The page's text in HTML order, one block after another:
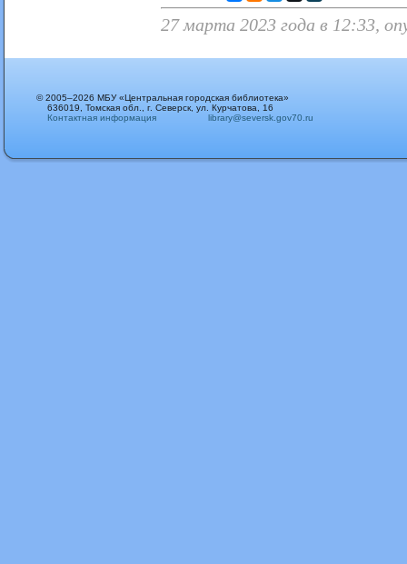
27 марта 2023 года в 12:33,
© 2005–2026 МБУ «Центральная городская библиотека»
636019, Томская обл., г. Северск, ул. Курчатова, 16
Контактная информация
library@seversk.gov70.ru